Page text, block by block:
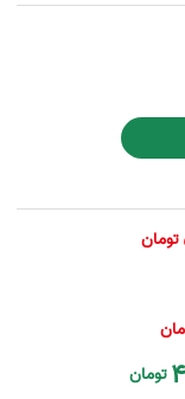
تومان
تومان